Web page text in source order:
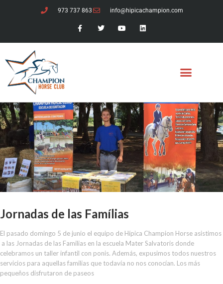
973 737 863 info@hipicachampion.com
Jornadas de las Famílias
El pasado domingo 5 de junio el equipo de Hípica Champion Horse asistimos
a las Jornadas de las Familias en la escuela Mater Salvatoris donde
celebramos un taller infantil con ponis. Además, expusimos todos nuestros
servicios para aquellas familias que todavía no nos conocían. Los más
pequeños disfrutaron de paseos